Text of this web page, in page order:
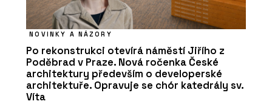
NOVINKY A NÁZORY
Po rekonstrukci otevírá náměstí Jiřího z
Poděbrad v Praze. Nová ročenka České
architektury především o developerské
architektuře. Opravuje se chór katedrály sv.
Víta